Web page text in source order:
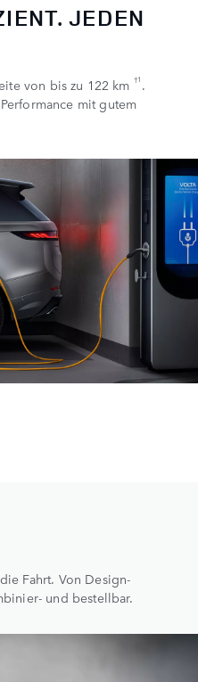
JEDEN
von bis zu 122 km †1 .
mit gutem
Fahrt. Von Design-
und bestellbar.